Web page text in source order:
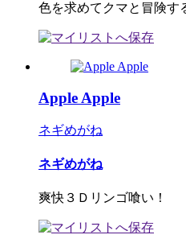
色を求めてクマと冒険す
Apple Apple
ネギめがね
ネギめがね
爽快３Ｄリンゴ喰い！